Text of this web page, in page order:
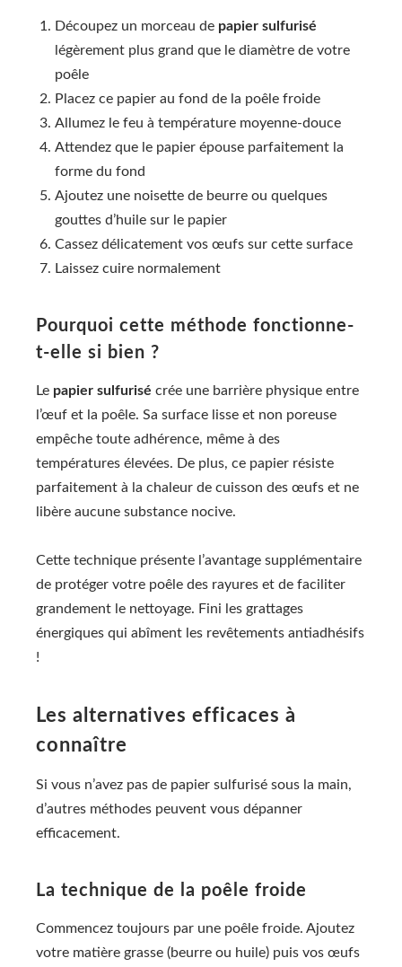
Découpez un morceau de papier sulfurisé
légèrement plus grand que le diamètre de votre
poêle
Placez ce papier au fond de la poêle froide
Allumez le feu à température moyenne-douce
Attendez que le papier épouse parfaitement la
forme du fond
Ajoutez une noisette de beurre ou quelques
gouttes d’huile sur le papier
Cassez délicatement vos œufs sur cette surface
Laissez cuire normalement
Pourquoi cette méthode fonctionne-
t-elle si bien ?
Le papier sulfurisé crée une barrière physique entre
l’œuf et la poêle. Sa surface lisse et non poreuse
empêche toute adhérence, même à des
températures élevées. De plus, ce papier résiste
parfaitement à la chaleur de cuisson des œufs et ne
libère aucune substance nocive.
Cette technique présente l’avantage supplémentaire
de protéger votre poêle des rayures et de faciliter
grandement le nettoyage. Fini les grattages
énergiques qui abîment les revêtements antiadhésifs
!
Les alternatives efficaces à
connaître
Si vous n’avez pas de papier sulfurisé sous la main,
d’autres méthodes peuvent vous dépanner
efficacement.
La technique de la poêle froide
Commencez toujours par une poêle froide. Ajoutez
votre matière grasse (beurre ou huile) puis vos œufs